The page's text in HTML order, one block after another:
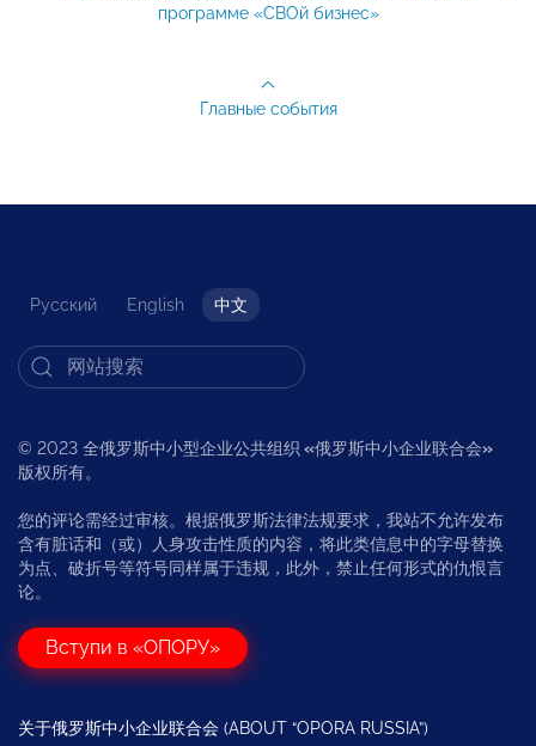
программе «СВОй бизнес»
Главные события
Русский English 中文
© 2023 全俄罗斯中小型企业公共组织 «俄罗斯中小企业联合会»
版权所有。
您的评论需经过审核。根据俄罗斯法律法规要求，我站不允许发布
含有脏话和（或）人身攻击性质的内容，将此类信息中的字母替换
为点、破折号等符号同样属于违规，此外，禁止任何形式的仇恨言
论。
Вступи в «ОПОРУ»
关于俄罗斯中小企业联合会 (ABOUT “OPORA RUSSIA”)